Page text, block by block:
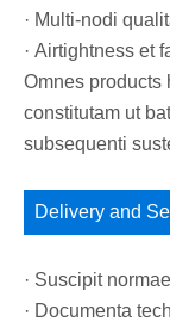
· Multi-nodi
· Airtightness et
Omnes products
constitutam ut
subsequenti
Delivery and
· Suscipit
· Documenta